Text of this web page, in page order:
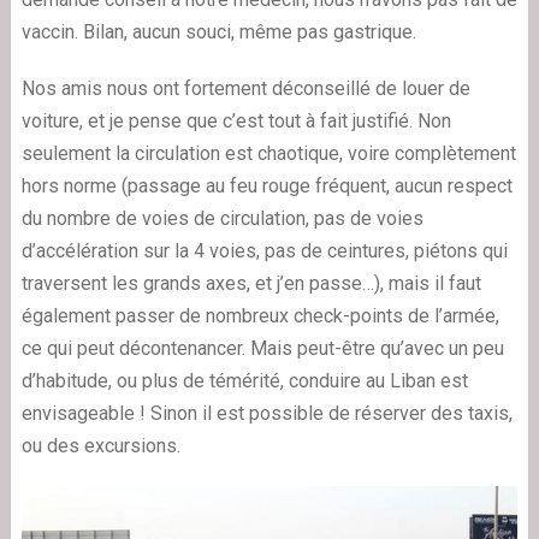
vaccin. Bilan, aucun souci, même pas gastrique.
Nos amis nous ont fortement déconseillé de louer de
voiture, et je pense que c’est tout à fait justifié. Non
seulement la circulation est chaotique, voire complètement
hors norme (passage au feu rouge fréquent, aucun respect
du nombre de voies de circulation, pas de voies
d’accélération sur la 4 voies, pas de ceintures, piétons qui
traversent les grands axes, et j’en passe…), mais il faut
également passer de nombreux check-points de l’armée,
ce qui peut décontenancer. Mais peut-être qu’avec un peu
d’habitude, ou plus de témérité, conduire au Liban est
envisageable ! Sinon il est possible de réserver des taxis,
ou des excursions.